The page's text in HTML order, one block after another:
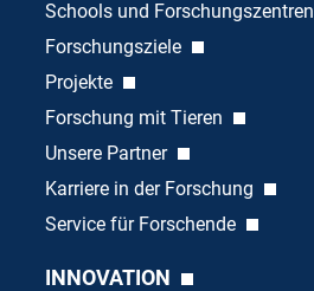
Schools und Forschungszentren
Forschungsziele
Projekte
Forschung mit Tieren
Unsere Partner
Karriere in der Forschung
Service für Forschende
INNOVATION